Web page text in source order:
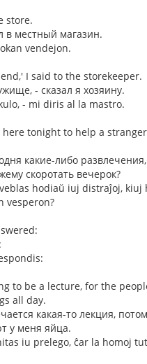
store.
в местный магазин.
vendejon.
I said to the storekeeper.
- сказал я хозяину.
- mi diris al la mastro.
tonight to help a
какие-либо
скоротать вечерок?
hodiaŭ iuj distraĵoj, kiuj
vesperon?
to be a lecture, for the
all day.
какая-то лекция,
у меня яйца.
iu prelego, ĉar la homoj